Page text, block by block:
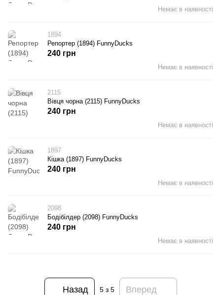
Немає в наявності
1894
Репортер (1894) FunnyDucks
Немає в наявності
240 грн
2115
Вівця чорна (2115) FunnyDucks
Немає в наявності
240 грн
1897
Кішка (1897) FunnyDucks
Немає в наявності
240 грн
2098
Бодібілдер (2098) FunnyDucks
Немає в наявності
240 грн
Назад 5з 5 Вперед